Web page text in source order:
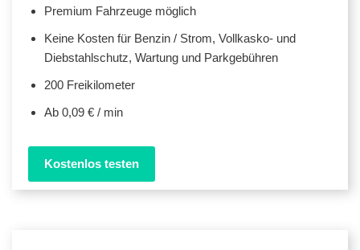
Premium Fahrzeuge möglich
Keine Kosten für Benzin / Strom, Vollkasko- und
Diebstahlschutz, Wartung und Parkgebühren
200 Freikilometer
Ab 0,09 € / min
Kostenlos testen